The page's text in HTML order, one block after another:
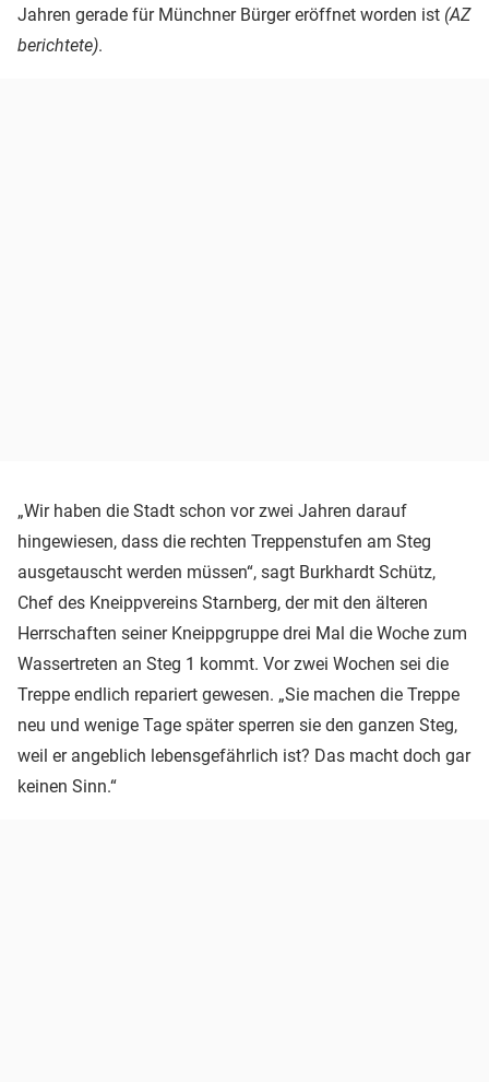
Jahren gerade für Münchner Bürger eröffnet worden ist (AZ
berichtete).
„Wir haben die Stadt schon vor zwei Jahren darauf
hingewiesen, dass die rechten Treppenstufen am Steg
ausgetauscht werden müssen“, sagt Burkhardt Schütz,
Chef des Kneippvereins Starnberg, der mit den älteren
Herrschaften seiner Kneippgruppe drei Mal die Woche zum
Wassertreten an Steg 1 kommt. Vor zwei Wochen sei die
Treppe endlich repariert gewesen. „Sie machen die Treppe
neu und wenige Tage später sperren sie den ganzen Steg,
weil er angeblich lebensgefährlich ist? Das macht doch gar
keinen Sinn.“